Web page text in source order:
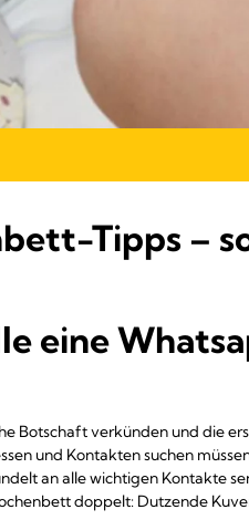
Tipps –
eine
Botschaft verkünden und die
und Kontakten suchen
an alle wichtigen Kontakte
doppelt: Dutzende